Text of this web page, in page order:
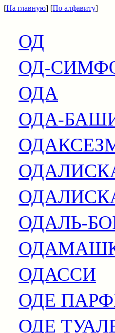
[На главную] [По алфавиту]
ОД
ОД-
ОДА
ОДА-
ОДАЛЬ-
ОДАССИ
ОДЕ
ОДЕ